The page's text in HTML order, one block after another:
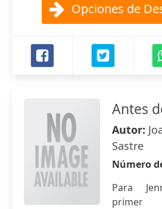
Opciones de
Antes
Autor:
Sastre
Número
Para